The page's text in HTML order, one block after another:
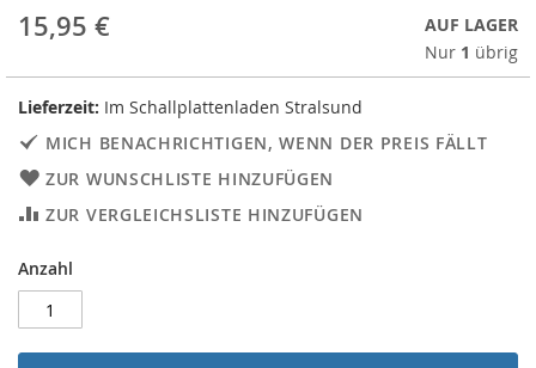
15,95 €
AUF LAGER
Nur 1 übrig
Lieferzeit: Im Schallplattenladen Stralsund
MICH BENACHRICHTIGEN, WENN DER PREIS FÄLLT
ZUR WUNSCHLISTE HINZUFÜGEN
ZUR VERGLEICHSLISTE HINZUFÜGEN
Anzahl